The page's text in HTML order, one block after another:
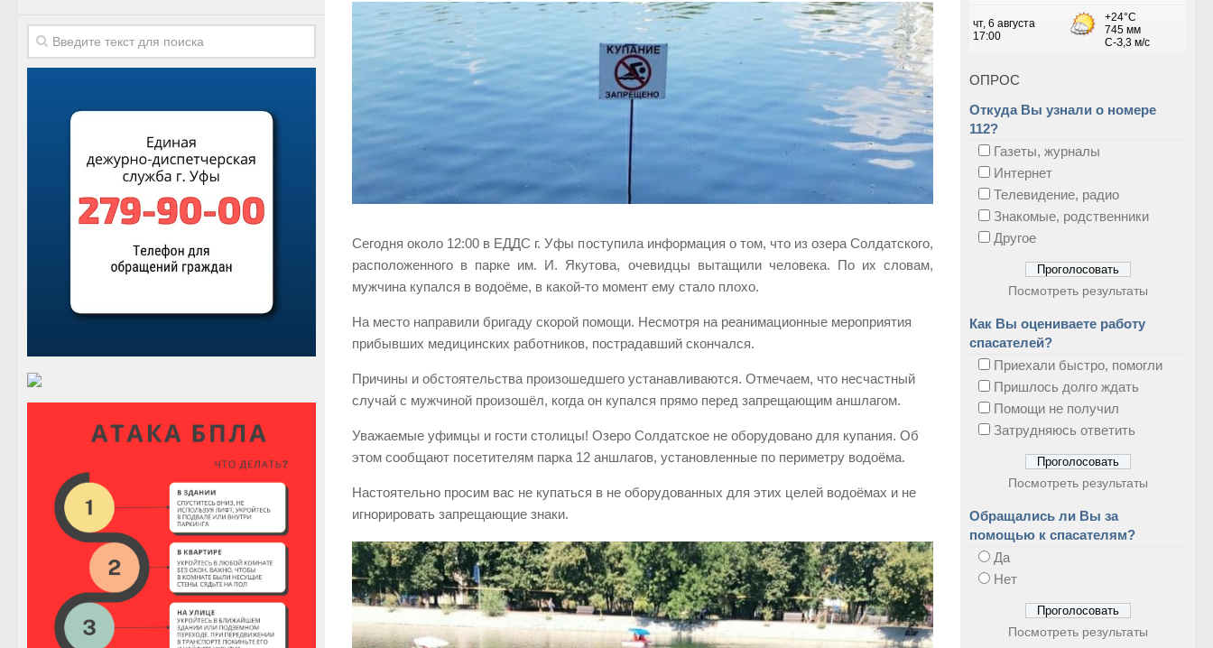
Сегодня около 12:00 в ЕДДС г. Уфы поступила информация о том, что из озера Солдатского,
расположенного в парке им. И. Якутова, очевидцы вытащили человека. По их словам,
мужчина купался в водоёме, в какой-то момент ему стало плохо.
На место направили бригаду скорой помощи. Несмотря на реанимационные мероприятия
прибывших медицинских работников, пострадавший скончался.
Причины и обстоятельства произошедшего устанавливаются. Отмечаем, что несчастный
случай с мужчиной произошёл, когда он купался прямо перед запрещающим аншлагом.
Уважаемые уфимцы и гости столицы! Озеро Солдатское не оборудовано для купания. Об
этом сообщают посетителям парка 12 аншлагов, установленные по периметру водоёма.
Настоятельно просим вас не купаться в не оборудованных для этих целей водоёмах и не
игнорировать запрещающие знаки.
ОПРОС
Откуда Вы узнали о номере
112?
Газеты, журналы
Интернет
Телевидение, радио
Знакомые, родственники
Другое
Посмотреть результаты
Как Вы оцениваете работу
спасателей?
Приехали быстро, помогли
Пришлось долго ждать
Помощи не получил
Затрудняюсь ответить
Посмотреть результаты
Обращались ли Вы за
помощью к спасателям?
Да
Нет
Посмотреть результаты